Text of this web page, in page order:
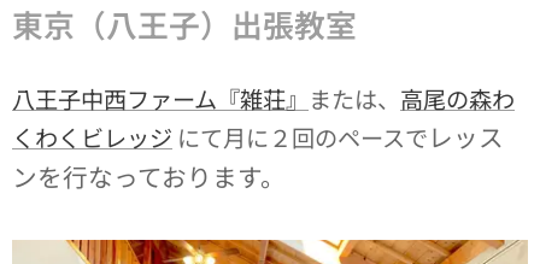
東京（八王子）出張教室
八王子中西ファーム『雑荘』 または、 高尾の森わ
くわくビレッジ にて月に２回のペースでレッス
ンを行なっております。